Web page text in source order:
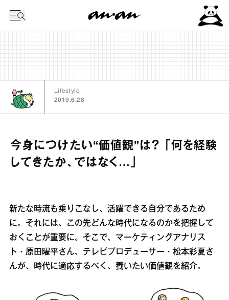
Lifestyle
2019.6.28
今身につけたい“価値観”は？ 「何を経験
してきたか、ではなく…」
新たな時流も乗りこなし、活躍できる自分であるため
に。それには、この先どんな時代になるのかを把握して
おくことが重要に。そこで、マーケティングアナリス
ト・原田曜平さん、テレビプロデューサー・松本彩夏さ
んが、時代に適応するべく、養いたい価値観を紹介。